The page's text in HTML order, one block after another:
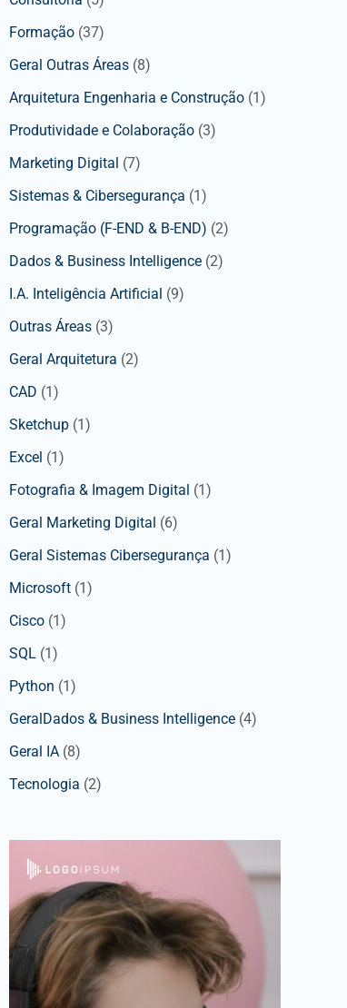
Formação (37)
Geral Outras Áreas (8)
Arquitetura Engenharia e Construção (1)
Produtividade e Colaboração (3)
Marketing Digital (7)
Sistemas & Cibersegurança (1)
Programação (F-END & B-END) (2)
Dados & Business Intelligence (2)
I.A. Inteligência Artificial (9)
Outras Áreas (3)
Geral Arquitetura (2)
CAD (1)
Sketchup (1)
Excel (1)
Fotografia & Imagem Digital (1)
Geral Marketing Digital (6)
Geral Sistemas Cibersegurança (1)
Microsoft (1)
Cisco (1)
SQL (1)
Python (1)
GeralDados & Business Intelligence (4)
Geral IA (8)
Tecnologia (2)